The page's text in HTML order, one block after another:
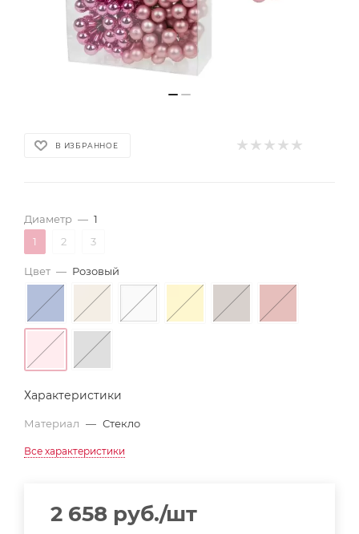
В ИЗБРАННОЕ
Диаметр — 1
1
2 3
Цвет — Розовый
Характеристики
Материал — Стекло
Все характеристики
2 658 руб./шт